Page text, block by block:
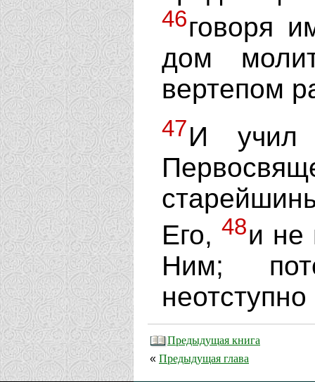
46говоря
дом
вертепом
47И учил
Его,48и не
Ним;
Предыдущая книга
« Предыдущая глава